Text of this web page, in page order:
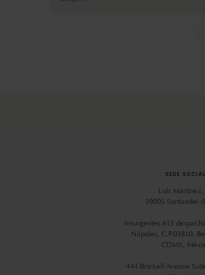
SEDE SOCIAL
Luis Martínez,
39005 Santander
Insurgentes 615
Nápoles, C.P.03810,
CDMX,
444 Brickell Avenue